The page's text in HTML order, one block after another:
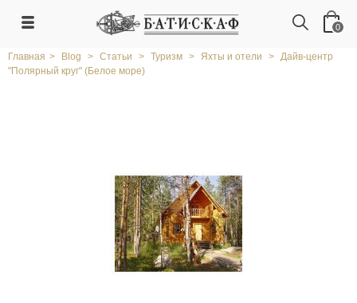
0
Главная > Blog > Статьи > Туризм > Яхты и отели > Дайв-центр
"Полярный круг" (Белое море)